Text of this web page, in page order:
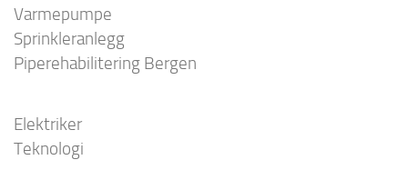
Varmepumpe
Sprinkleranlegg
Piperehabilitering Bergen
Elektriker
Teknologi